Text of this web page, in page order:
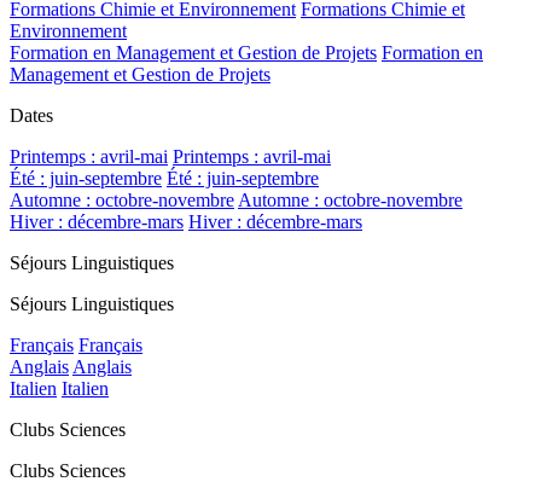
Formations Chimie et Environnement Formations Chimie et
Environnement
Formation en Management et Gestion de Projets Formation en
Management et Gestion de Projets
Dates
Printemps : avril-mai Printemps : avril-mai
Été : juin-septembre Été : juin-septembre
Automne : octobre-novembre Automne : octobre-novembre
Hiver : décembre-mars Hiver : décembre-mars
Séjours Linguistiques
Séjours Linguistiques
Français Français
Anglais Anglais
Italien Italien
Clubs Sciences
Clubs Sciences